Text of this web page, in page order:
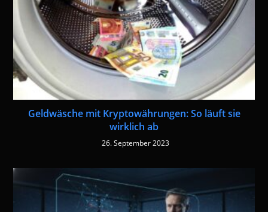
Geldwäsche mit Kryptowährungen: So läuft sie
wirklich ab
26. September 2023